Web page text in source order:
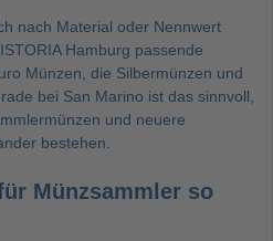
nach Material oder Nennwert
Hamburg passende
Münzen , die Silbermünzen und
bei San Marino ist das sinnvoll,
und neuere
bestehen.
Münzsammler so